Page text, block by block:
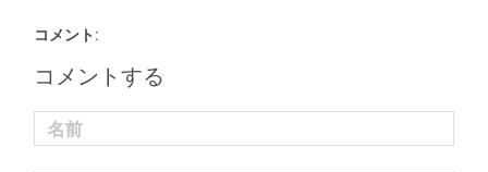
コメント:
コメントする
名前